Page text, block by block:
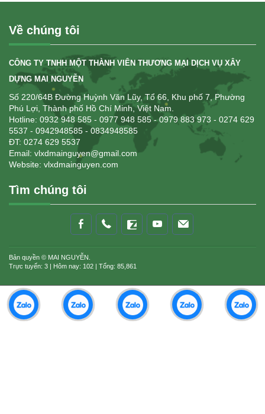
Về chúng tôi
CÔNG TY TNHH MỘT THÀNH VIÊN THƯƠNG MẠI DỊCH VỤ XÂY
DỰNG MAI NGUYỄN
Số 220/64B Đường Huỳnh Văn Lũy, Tổ 66, Khu phố 7, Phường
Phú Lợi, Thành phố Hồ Chí Minh, Việt Nam.
Hotline: 0932 948 585 - 0977 948 585 - 0979 883 973 - 0274 629
5537 - 0942948585 - 0834948585
ĐT: 0274 629 5537
Email: vlxdmainguyen@gmail.com
Website: vlxdmainguyen.com
Tìm chúng tôi
Bản quyền © MAI NGUYỄN.
Trực tuyến: 3 | Hôm nay: 102 | Tổng: 85,861